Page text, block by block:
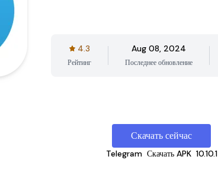
4.3
Рейтинг
Aug 08, 2024
Последнее обновление
Скачать сейчас
Telegram Скачать APK 10.10.1